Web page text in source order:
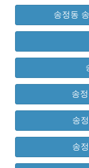
송정동
송
송
송